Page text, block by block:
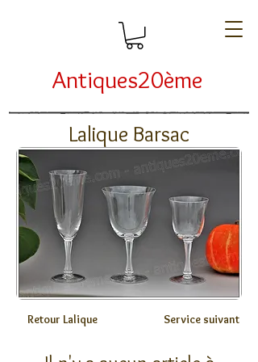
Antiques20ème
Lalique Barsac
Retour Lalique Service suivant